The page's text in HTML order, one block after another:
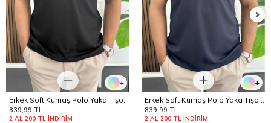
+
Erkek Soft Kumaş Polo Yaka Tişört
Siyah Edw506
839,99 TL
2 AL 200 TL İNDİRİM
+
Erkek Soft Kumaş Polo Yaka Tişört
Lacivert Edw506
839,99 TL
2 AL 200 TL İNDİRİM